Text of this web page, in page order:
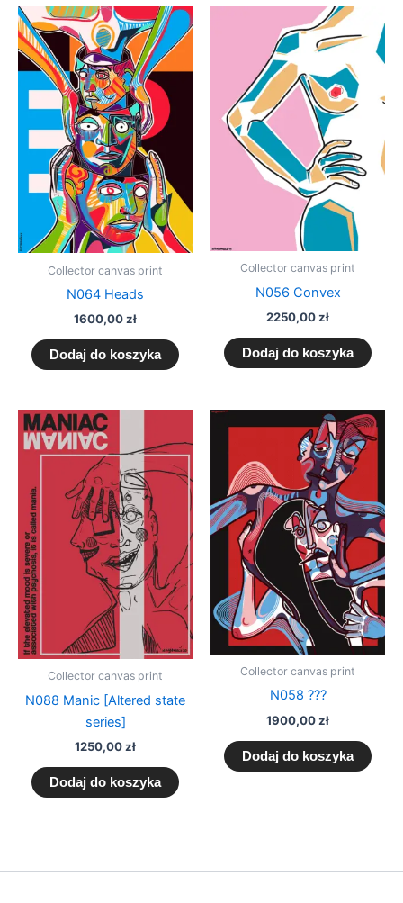
Collector canvas print
N064 Heads
1600,00zł
Dodaj do koszyka
Collector canvas print
N056 Convex
2250,00zł
Dodaj do koszyka
Collector canvas print
N088 Manic [Altered state
series]
1250,00zł
Dodaj do koszyka
Collector canvas print
N058 ???
1900,00zł
Dodaj do koszyka